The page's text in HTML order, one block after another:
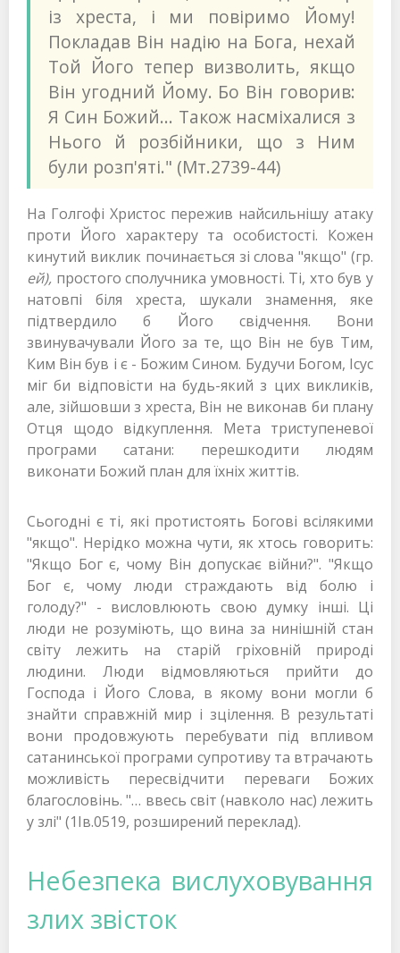
із хреста, і ми повіримо Йому!
Покладав Він надію на Бога, нехай
Той Його тепер визволить, якщо
Він угодний Йому. Бо Він говорив:
Я Син Божий... Також насміхалися з
Нього й розбійники, що з Ним
були розп'яті." (Мт.2739-44)
На Голгофі Христос пережив найсильнішу атаку
проти Його характеру та особистості. Кожен
кинутий виклик починається зі слова "якщо" (гр.
ей), простого сполучника умовності. Ті, хто був у
натовпі біля хреста, шукали знамення, яке
підтвердило б Його свідчення. Вони
звинувачували Його за те, що Він не був Тим,
Ким Він був і є - Божим Сином. Будучи Богом, Ісус
міг би відповісти на будь-який з цих викликів,
але, зійшовши з хреста, Він не виконав би плану
Отця щодо відкуплення. Мета триступеневої
програми сатани: перешкодити людям
виконати Божий план для їхніх життів.
Сьогодні є ті, які протистоять Богові всілякими
"якщо". Нерідко можна чути, як хтось говорить:
"Якщо Бог є, чому Він допускає війни?". "Якщо
Бог є, чому люди страждають від болю і
голоду?" - висловлюють свою думку інші. Ці
люди не розуміють, що вина за нинішній стан
світу лежить на старій гріховній природі
людини. Люди відмовляються прийти до
Господа і Його Слова, в якому вони могли б
знайти справжній мир і зцілення. В результаті
вони продовжують перебувати під впливом
сатанинської програми супротиву та втрачають
можливість пересвідчити переваги Божих
благословінь. "… ввесь світ (навколо нас) лежить
у злі" (1Ів.0519, розширений переклад).
Небезпека вислуховування
злих звісток